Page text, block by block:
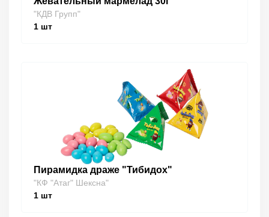
"КДВ Групп"
1 шт
Пирамидка драже "Тибидох"
"КФ "Атаг" Шексна"
1 шт